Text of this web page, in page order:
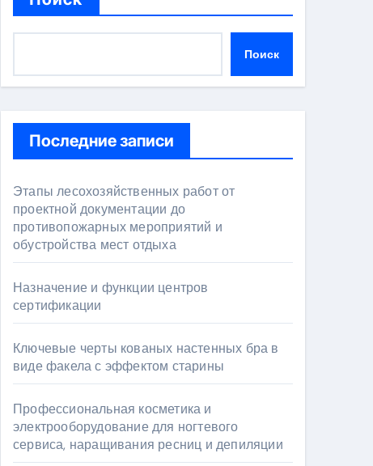
Поиск
Последние записи
Этапы лесохозяйственных работ от
проектной документации до
противопожарных мероприятий и
обустройства мест отдыха
Назначение и функции центров
сертификации
Ключевые черты кованых настенных бра в
виде факела с эффектом старины
Профессиональная косметика и
электрооборудование для ногтевого
сервиса, наращивания ресниц и депиляции